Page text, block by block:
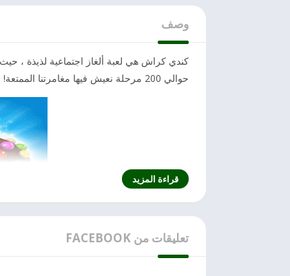
وصف
كندي كراش هي لعبة ألغاز اجتماعية لذيذة ،
حوالي 200 مرحلة نعيش فيها مغامرتنا الممتعة!
قراءة المزيد
تعليقات من FACEBOOK